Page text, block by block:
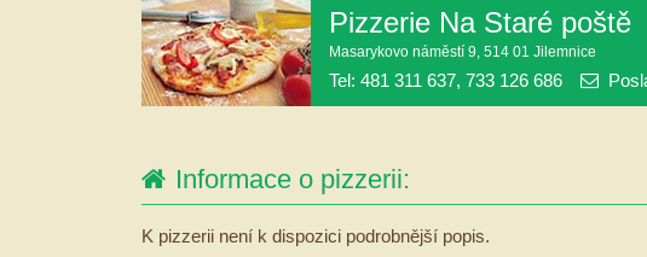
Pizzerie Na Staré poště
Masarykovo náměstí 9, 514 01 Jilemnice
Tel: 481 311 637, 733 126 686
Informace o pizzerii:
K pizzerii není k dispozici podrobnější popis.